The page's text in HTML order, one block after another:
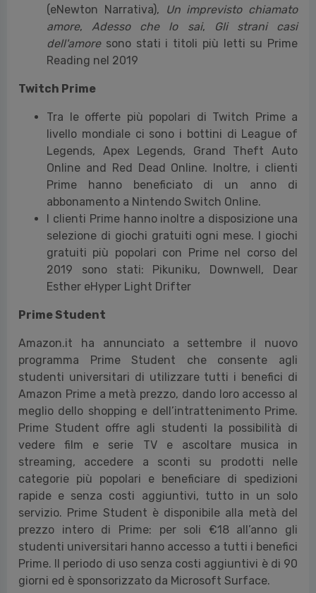
(eNewton Narrativa),
Un imprevisto chiamato
amore,Adesso che lo sai,
Gli strani casi
dell'amoresono stati i titoli più letti su Prime
Reading nel 2019
Twitch Prime
Tra le offerte più popolari di Twitch Prime a
livello mondiale ci sono i bottini di League of
Legends, Apex Legends, Grand Theft Auto
Online and Red Dead Online. Inoltre, i clienti
Prime hanno beneficiato di un anno di
abbonamento a Nintendo Switch Online.
I clienti Prime hanno inoltre a disposizione una
selezione di giochi gratuiti ogni mese. I giochi
gratuiti più popolari con Prime nel corso del
2019 sono stati: Pikuniku, Downwell, Dear
Esther eHyper Light Drifter
Prime Student
Amazon.it ha annunciato a settembre il nuovo
programma Prime Student che consente agli
studenti universitari di utilizzare tutti i benefici di
Amazon Prime a metà prezzo, dando loro accesso al
meglio dello shopping e dell’intrattenimento Prime.
Prime Student offre agli studenti la possibilità di
vedere film e serie TV e ascoltare musica in
streaming, accedere a sconti su prodotti nelle
categorie più popolari e beneficiare di spedizioni
rapide e senza costi aggiuntivi, tutto in un solo
servizio. Prime Student è disponibile alla metà del
prezzo intero di Prime: per soli €18 all’anno gli
studenti universitari hanno accesso a tutti i benefici
Prime. Il periodo di uso senza costi aggiuntivi è di 90
giorni ed è sponsorizzato da Microsoft Surface.